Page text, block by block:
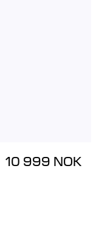
10 999 NOK